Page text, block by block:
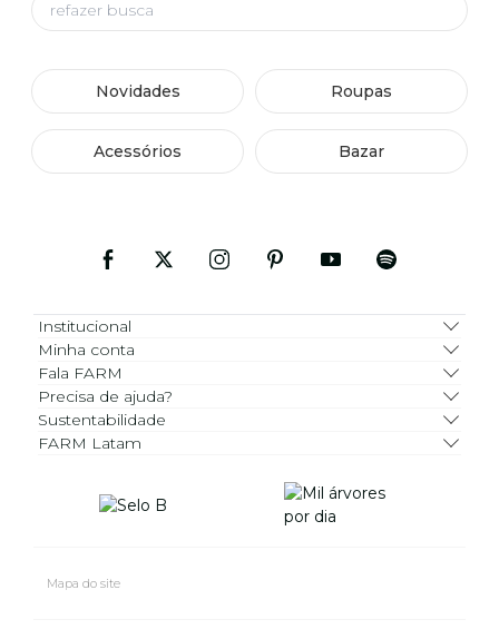
Novidades Roupas
Acessórios Bazar
Institucional
Minha conta
Fala FARM
Precisa de ajuda?
Sustentabilidade
FARM Latam
Mapa do site